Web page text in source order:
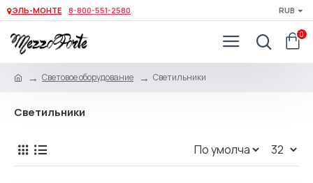
ЭЛЬ-МОНТЕ 8-800-551-2580 RUB
0
Световое оборудование Светильники
Светильники